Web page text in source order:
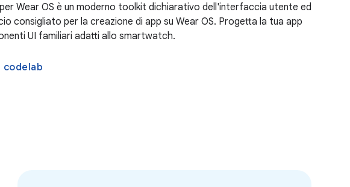
Wear OS è un moderno toolkit dichiarativo dell'interfaccia utente ed
consigliato per la creazione di app su Wear OS. Progetta la tua app
UI familiari adatti allo smartwatch.
codelab